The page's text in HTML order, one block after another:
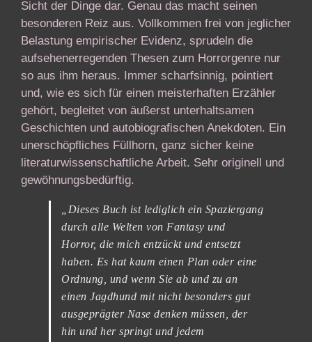
Sicht der Dinge dar. Genau das macht seinen
besonderen Reiz aus. Vollkommen frei von jeglicher
Belastung empirischer Evidenz, sprudeln die
aufsehenerregenden Thesen zum Horrorgenre nur
so aus ihm heraus. Immer scharfsinnig, pointiert
und, wie es sich für einen meisterhaften Erzähler
gehört, begleitet von äußerst unterhaltsamen
Geschichten und autobiografischen Anekdoten. Ein
unerschöpfliches Füllhorn, ganz sicher keine
literaturwissenschaftliche Arbeit. Sehr originell und
gewöhnungsbedürftig.
„Dieses Buch ist lediglich ein Spaziergang
durch alle Welten von Fantasy und
Horror, die mich entzückt und entsetzt
haben. Es hat kaum einen Plan oder eine
Ordnung, und wenn Sie ab und zu an
einen Jagdhund mit nicht besonders gut
ausgeprägter Nase denken müssen, der
hin und her springt und jedem